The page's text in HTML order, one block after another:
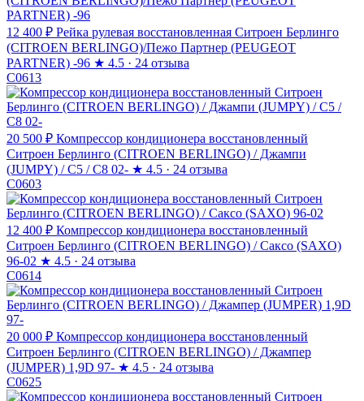
12 400 ₽ Рейка рулевая восстановленная Ситроен Берлинго
(CITROEN BERLINGO)/Пежо Партнер (PEUGEOT
PARTNER) -96 ★ 4.5 · 24 отзыва
C0613
20 500 ₽ Компрессор кондиционера восстановленный
Ситроен Берлинго (CITROEN BERLINGO) / Джампи
(JUMPY) / C5 / C8 02- ★ 4.5 · 24 отзыва
C0603
12 400 ₽ Компрессор кондиционера восстановленный
Ситроен Берлинго (CITROEN BERLINGO) / Саксо (SAXO)
96-02 ★ 4.5 · 24 отзыва
C0614
20 000 ₽ Компрессор кондиционера восстановленный
Ситроен Берлинго (CITROEN BERLINGO) / Джампер
(JUMPER) 1,9D 97- ★ 4.5 · 24 отзыва
C0625